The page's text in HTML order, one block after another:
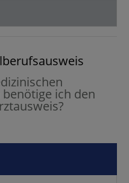
ich den